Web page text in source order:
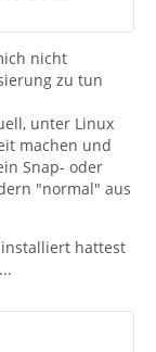
nicht
zu tun
unter Linux
machen und
Snap- oder
"normal" aus
installiert hattest